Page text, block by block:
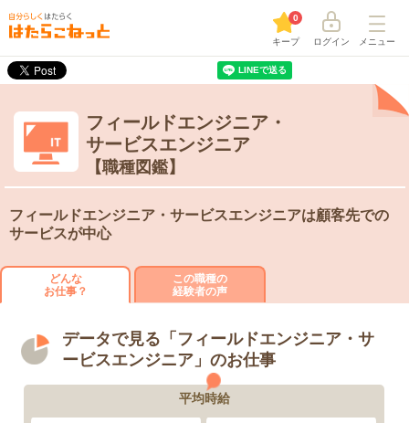
キープ
0
ログイン メニュー
フィールドエンジニア・
サービスエンジニア
【職種図鑑】
フィールドエンジニア・サービスエンジニアは顧客先での
サービスが中心
どんな
お仕事？
この職種の
経験者の声
データで見る「フィールドエンジニア・サ
ービスエンジニア」のお仕事
平均時給